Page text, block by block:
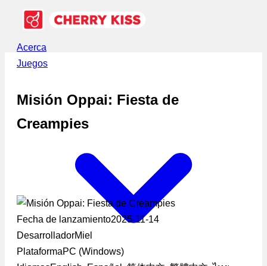
Acerca
Juegos
Misión Oppai: Fiesta de
Creampies
Fecha de lanzamiento2025-11-14
DesarrolladorMiel
PlataformaPC (Windows)